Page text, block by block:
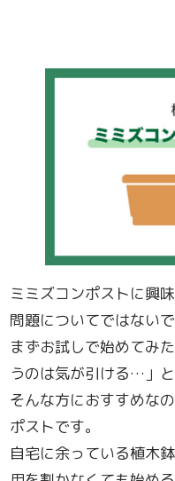
ミミズコンポストに興
問題についてではないで
まずお試しで始めてみ
うのは気が引ける…」と
そんな方におすすめな
ポストです。
自宅に余っている植木